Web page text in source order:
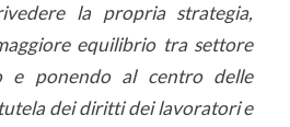
la propria strategia,
equilibrio tra settore
e ponendo al centro delle
dei diritti dei lavoratori e